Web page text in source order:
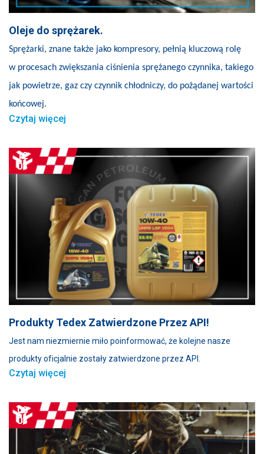
Oleje do sprężarek.
Sprężarki, znane także jako kompresory, pełnią kluczową rolę
w procesach zwiększania ciśnienia sprężanego czynnika, takiego
jak powietrze, gaz czy czynnik chłodniczy, do pożądanej wartości
końcowej.
Czytaj więcej
12
03
Produkty Tedex Zatwierdzone Przez API!
Jest nam niezmiernie miło poinformować, że kolejne nasze
produkty oficjalnie zostały zatwierdzone przez API.
Czytaj więcej
08
03